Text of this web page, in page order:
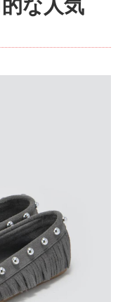
な人気